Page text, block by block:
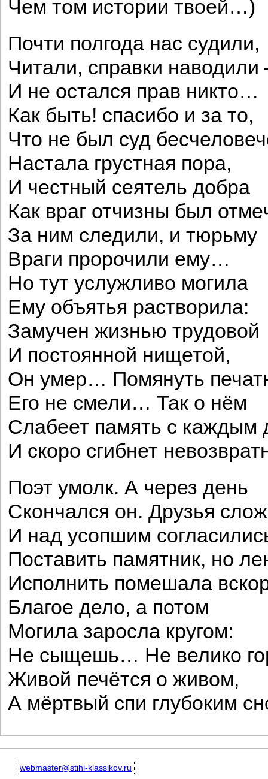
Чем том истории твоей…)
Почти полгода нас судили,
Читали, справки
И не остался прав никто…
Как быть! спасибо и за то,
Что не был суд
Настала грустная пора,
И честный сеятель добра
Как враг отчизны был
За ним следили, и тюрьму
Враги пророчили ему…
Но тут услужливо могила
Ему объятья растворила:
Замучен жизнью трудовой
И постоянной нищетой,
Он умер… Помянуть
Его не смели… Так о нём
Слабеет память с каждым
И скоро сгибнет
Поэт умолк. А через день
Скончался он. Друзья
И над усопшим
Поставить памятник, но
Исполнить помешала
Благое дело, а потом
Могила заросла кругом:
Не сыщешь… Не велико
Живой печётся о живом,
А мёртвый спи глубоким
webmaster@stihi-klassikov.ru